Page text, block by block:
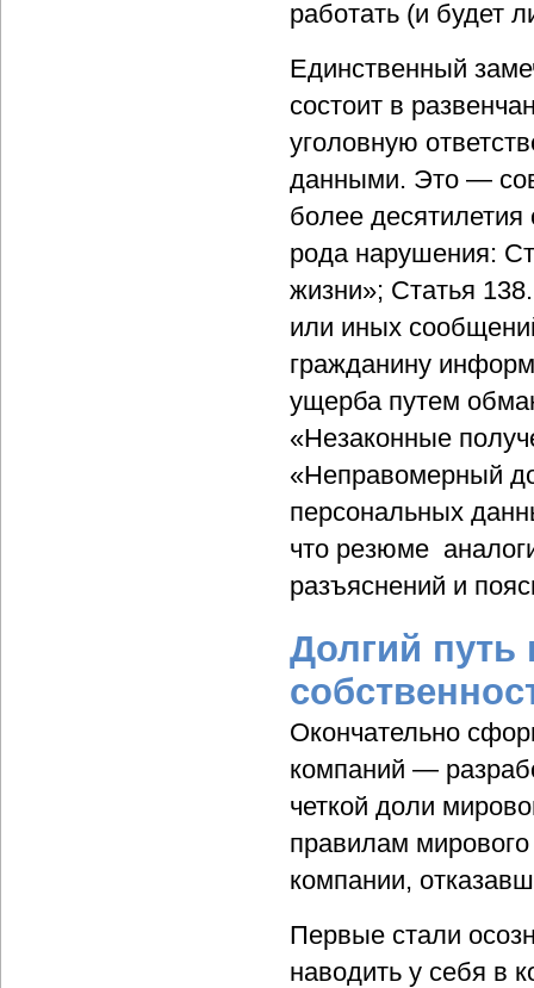
работать (и будет
Единственный
состоит в
уголовную
данными. Это —
более десятилетия
рода нарушения:
жизни»; Статья
или иных
гражданину
ущерба путем
«Незаконные
«Неправомерный
персональных
что резюме
разъяснений и
Долгий путь
Окончательно
компаний —
четкой доли
правилам
компании,
Первые стали
наводить у себя в